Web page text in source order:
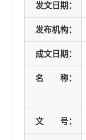
发文日期：
发布机构：
成文日期：
名 称：
文 号：